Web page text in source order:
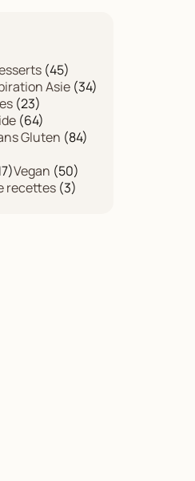
(45)
Asie (34)
(23)
(64)
Gluten (84)
Vegan (50)
recettes (3)